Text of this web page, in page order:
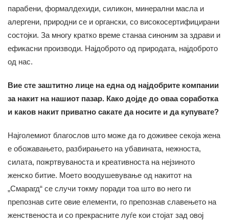
парабени, формалдехиди, силикон, минерални масла и
алергени, природни се и органски, со високосертифицирани
состојки. За многу кратко време станаа синоним за здрави и
ефикасни производи. Најдоброто од природата, најдоброто
од нас.
Вие сте заштитно лице на една од најдобрите компании
за накит на нашиот пазар. Како дојде до оваа соработка
и каков накит приватно сакате да носите и да купувате?
Најголемиот благослов што може да го доживее секоја жена
е обожавањето, разбирањето на убавината, нежноста,
силата, пожртвуваноста и креативноста на нејзиното
женско битие. Моето воодушевување од накитот на
„Смарагд“ се случи токму поради тоа што во него ги
препознав сите овие елементи, го препознав славењето на
женственоста и со прекрасните луѓе кои стојат зад овој